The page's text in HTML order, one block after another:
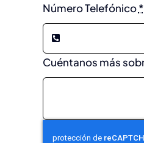
Número Telefónico*
Cuéntanos más